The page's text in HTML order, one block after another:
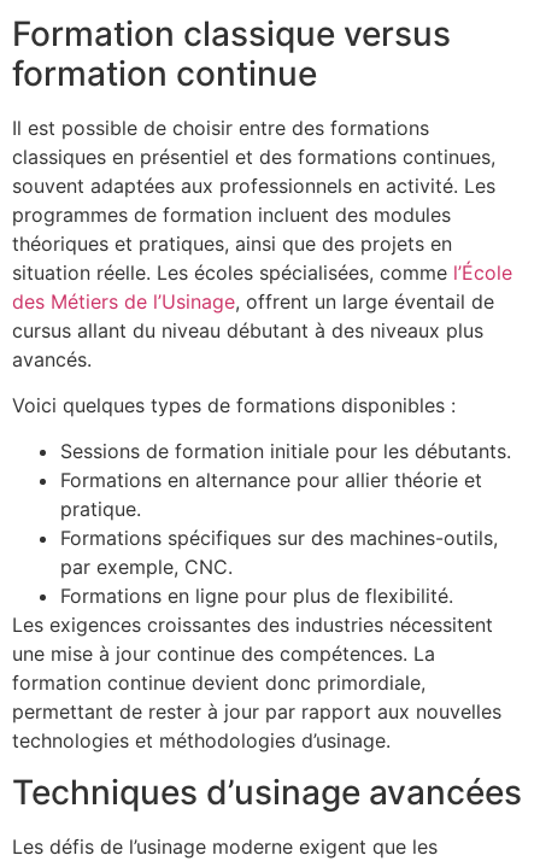
Formation classique versus
formation continue
Il est possible de choisir entre des formations
classiques en présentiel et des formations continues,
souvent adaptées aux professionnels en activité. Les
programmes de formation incluent des modules
théoriques et pratiques, ainsi que des projets en
situation réelle. Les écoles spécialisées, comme l’École
des Métiers de l’Usinage, offrent un large éventail de
cursus allant du niveau débutant à des niveaux plus
avancés.
Voici quelques types de formations disponibles :
Sessions de formation initiale pour les débutants.
Formations en alternance pour allier théorie et
pratique.
Formations spécifiques sur des machines-outils,
par exemple, CNC.
Formations en ligne pour plus de flexibilité.
Les exigences croissantes des industries nécessitent
une mise à jour continue des compétences. La
formation continue devient donc primordiale,
permettant de rester à jour par rapport aux nouvelles
technologies et méthodologies d’usinage.
Techniques d’usinage avancées
Les défis de l’usinage moderne exigent que les